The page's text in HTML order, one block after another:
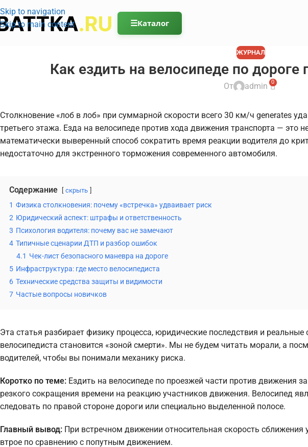
Skip to navigation
Skip to main content
☰Каталог
ЖУРНАЛ
Как ездить на велосипеде по
От admin 0
Столкновение «лоб в лоб» при суммарной скорости всего 30 км/ч generates
третьего этажа. Езда на велосипеде против хода движения транспорта — это
математически выверенный способ сократить время реакции водителя до
недостаточно для экстренного торможения современного автомобиля.
Содержание скрыть
1 Физика столкновения: почему «встречка» удваивает риск
2 Юридический аспект: штрафы и ответственность
3 Психология водителя: почему вас не замечают
4 Типичные сценарии ДТП и разбор ошибок
4.1 Чек-лист безопасного маневра на дороге
5 Инфраструктура: где место велосипедиста
6 Технические средства защиты и видимости
7 Частые вопросы новичков
Эта статья разбирает физику процесса, юридические последствия и
велосипедиста становится «зоной смерти». Мы не будем читать морали, а
водителей, чтобы вы понимали механику риска.
Коротко по теме: Ездить на велосипеде по проезжей части против движения
резкого сокращения времени на реакцию участников движения. Велосипед
следовать по правой стороне дороги или специально выделенной полосе.
Главный вывод: При встречном движении относительная скорость
втрое по сравнению с попутным движением.